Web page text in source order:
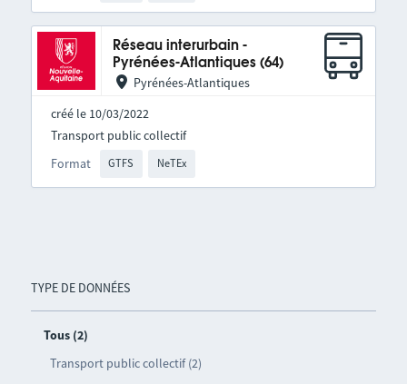
TYPE DE DONNÉES
Tous (2)
Transport public collectif (2)
Réseau interurbain -
Pyrénées-Atlantiques (64)
Pyrénées-Atlantiques
créé le 10/03/2022
Format GTFS NeTEx
Transport public collectif